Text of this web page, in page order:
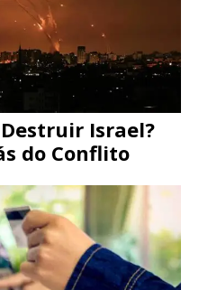
Israel?
do Conflito